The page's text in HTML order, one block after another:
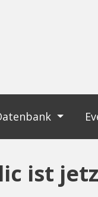
ist